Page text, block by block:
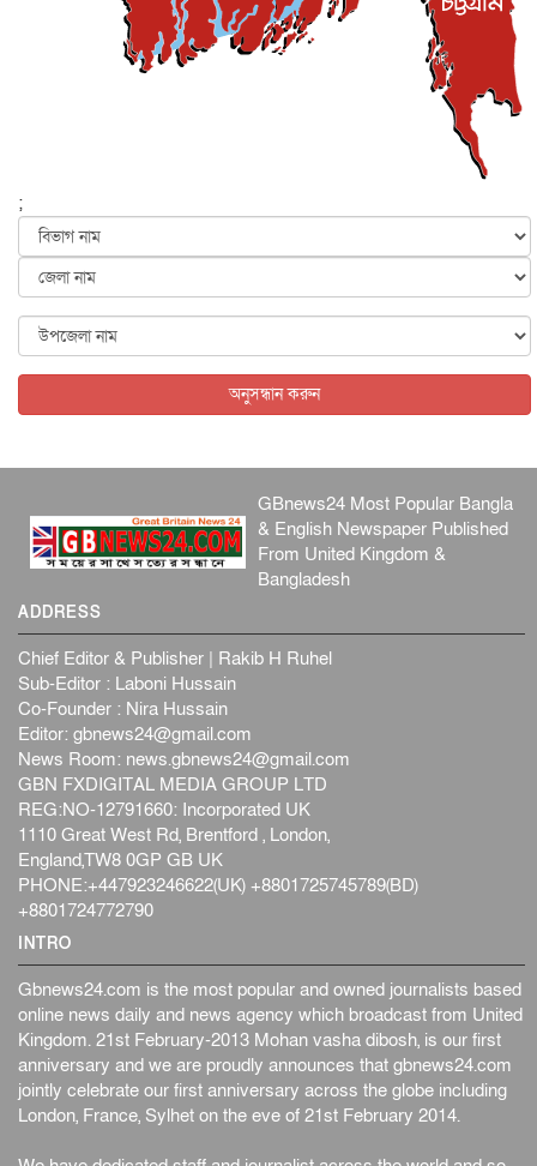
দেশজুড়ে ৬ আগস্ট, ২০২৬
আজ থেকে সবার জন্য উন্মুক্ত জুলাই স্মৃতি জাদুঘর
৬ আগস্ট, ২০২৬
৬ আগস্ট, ২০২৬
জুলাইয়ের কৃতিত্ব নেওয়ার জন্য সবাই প্রতিযোগিতায় নেমেছে :
৬ আগস্ট, ২০২৬
৬ আগস্ট, ২০২৬
;
অনুসন্ধান করুন
GBnews24 Most Popular Bangla
& English Newspaper Published
From United Kingdom &
Bangladesh
ADDRESS
Chief Editor & Publisher | Rakib H Ruhel
Sub-Editor : Laboni Hussain
Co-Founder : Nira Hussain
Editor: gbnews24@gmail.com
News Room: news.gbnews24@gmail.com
GBN FXDIGITAL MEDIA GROUP LTD
REG:NO-12791660: Incorporated UK
1110 Great West Rd, Brentford , London,
England,TW8 0GP GB UK
PHONE:+447923246622(UK) +8801725745789(BD)
+8801724772790
INTRO
Gbnews24.com is the most popular and owned journalists based
online news daily and news agency which broadcast from United
Kingdom. 21st February-2013 Mohan vasha dibosh, is our first
anniversary and we are proudly announces that gbnews24.com
jointly celebrate our first anniversary across the globe including
London, France, Sylhet on the eve of 21st February 2014.